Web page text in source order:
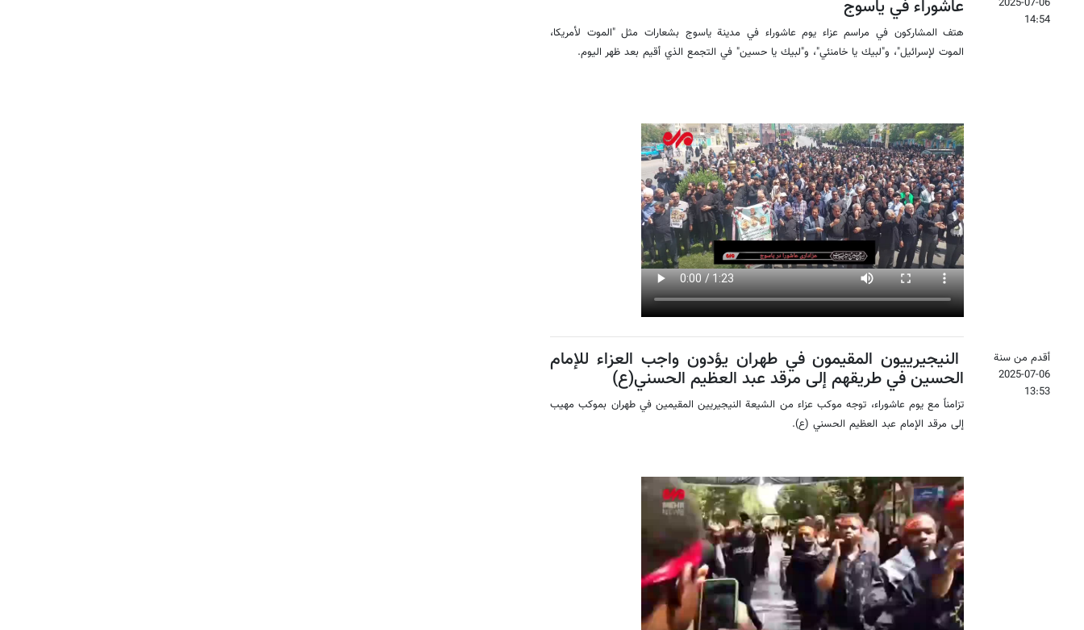
14:54
عاشوراء في ياسوج
هتف المشاركون في مراسم عزاء يوم عاشوراء في مدينة ياسوج بشعارات مثل "الموت لأمريكا،
الموت لإسرائيل"، و"لبيك يا خامنئي"، و"لبيك يا حسين" في التجمع الذي أقيم بعد ظهر اليوم.
أقدم من سنة
2025-07-06
13:53
النيجيرييون المقيمون في طهران يؤدون واجب العزاء للإمام
الحسين في طريقهم إلى مرقد عبد العظيم الحسني(ع)
تزامناً مع يوم عاشوراء، توجه موكب عزاء من الشيعة النيجيريين المقيمين في طهران بموكب مهيب
إلى مرقد الإمام عبد العظيم الحسني (ع).